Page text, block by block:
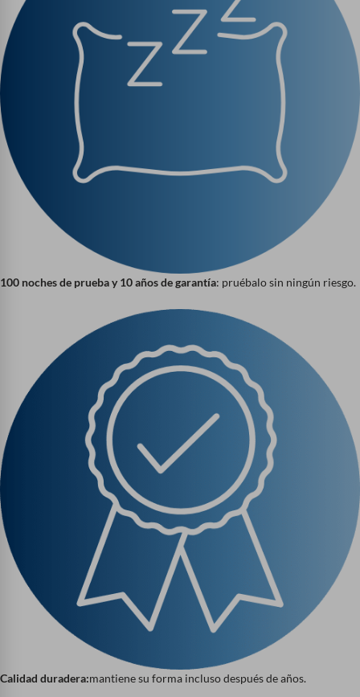
100 noches de prueba y 10 años de garantía: pruébalo sin ningún riesgo.
Calidad duradera:mantiene su forma incluso después de años.